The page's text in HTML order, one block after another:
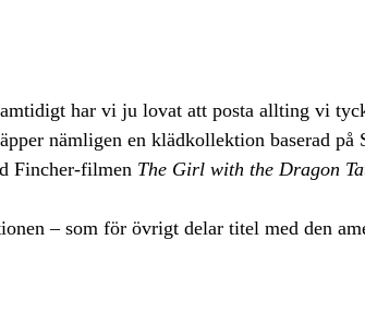
har vi ju lovat att posta allting vi
nämligen en klädkollektion baserad på
Fincher-filmen The Girl with the Dragon
– som för övrigt delar titel med den